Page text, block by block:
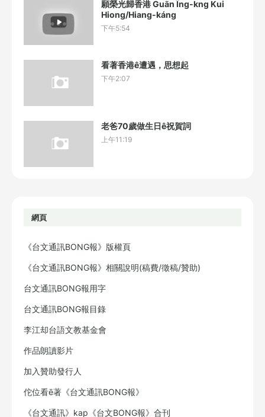
願榮光歸香港 Guān Îng-kng Kui
Hiong/Hiang-káng
下午5:54
看著香港ê遭遇，思想起
下午2:07
老爸70歲做生日ê祝賀詞
上午11:19
網頁
《台文通訊BONG報》版權頁
《台文通訊BONG報》相關說明(稿費/徵稿/贊助)
台文通訊BONG報用字
台文通訊BONG報目錄
李江却台語文教基金會
作品朗讀影片
加入贊助發行人
佗位看ē著《台文通訊BONG報》
《台文通訊》kap《台文BONG報》合刊